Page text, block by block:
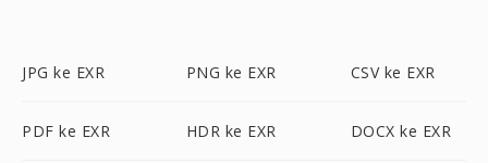
JPG ke EXR PNG ke EXR CSV ke EXR
PDF ke EXR HDR ke EXR DOCX ke EXR